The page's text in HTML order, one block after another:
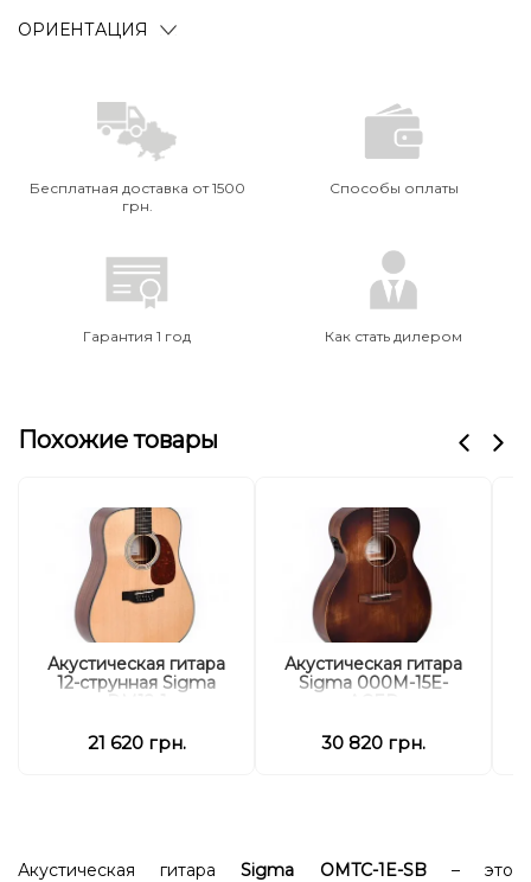
ОРИЕНТАЦИЯ
Бесплатная доставка от 1500
грн.
Способы оплаты
Гарантия 1 год Как стать дилером
Похожие товары
Акустическая гитара
12-струнная Sigma
21 620 грн.
Акустическая гитара
Sigma 000M-15E-
30 820 грн.
Акустическая гитараSigma OMTC-1E-SB– это